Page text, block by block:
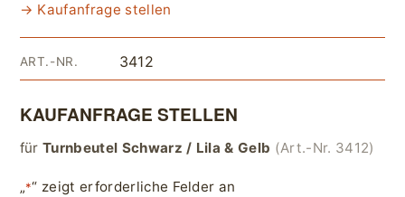
→ Kaufanfrage stellen
ART.-NR. 3412
KAUFANFRAGE STELLEN
fürTurnbeutel Schwarz / Lila & Gelb (Art.-Nr. 3412)
„*“ zeigt erforderliche Felder an